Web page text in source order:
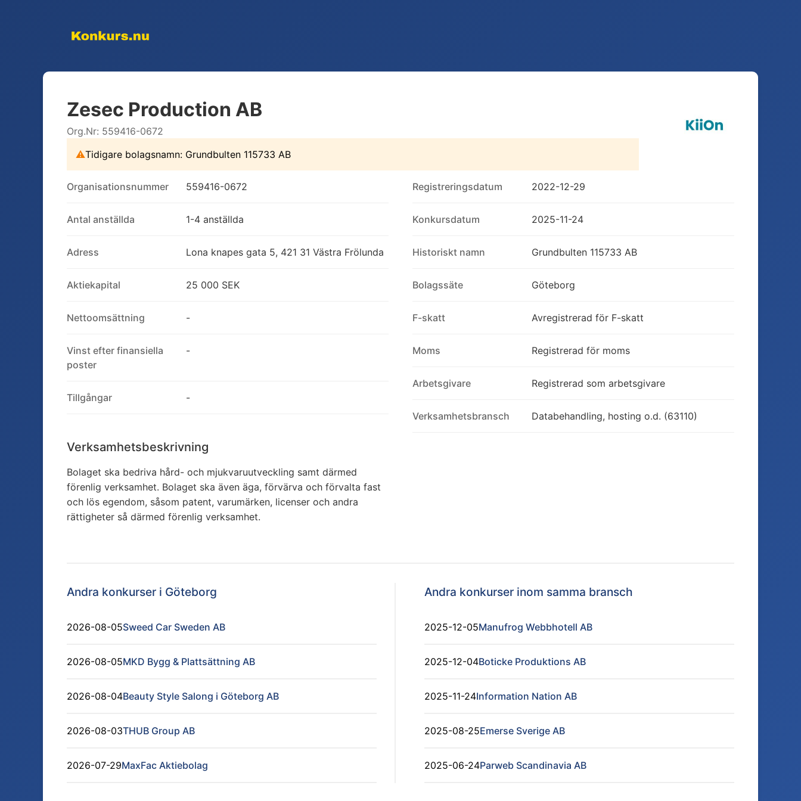
Zesec Production AB
Org.Nr: 559416-0672
⚠Tidigare bolagsnamn: Grundbulten 115733 AB
Organisationsnummer 559416-0672
Antal anställda 1-4 anställda
Adress Lona knapes gata 5, 421 31 Västra Frölunda
Aktiekapital 25 000 SEK
Nettoomsättning -
Vinst efter finansiella
poster
-
Tillgångar -
Verksamhetsbeskrivning
Bolaget ska bedriva hård- och mjukvaruutveckling samt därmed
förenlig verksamhet. Bolaget ska även äga, förvärva och förvalta fast
och lös egendom, såsom patent, varumärken, licenser och andra
rättigheter så därmed förenlig verksamhet.
Registreringsdatum 2022-12-29
Konkursdatum 2025-11-24
Historiskt namn Grundbulten 115733 AB
Bolagssäte Göteborg
F-skatt Avregistrerad för F-skatt
Moms Registrerad för moms
Arbetsgivare Registrerad som arbetsgivare
Verksamhetsbransch Databehandling, hosting o.d. (63110)
Andra konkurser i Göteborg
2026-08-05Sweed Car Sweden AB
2026-08-05MKD Bygg & Plattsättning AB
2026-08-04Beauty Style Salong i Göteborg AB
2026-08-03THUB Group AB
2026-07-29MaxFac Aktiebolag
Andra konkurser inom samma bransch
2025-12-05Manufrog Webbhotell AB
2025-12-04Boticke Produktions AB
2025-11-24Information Nation AB
2025-08-25Emerse Sverige AB
2025-06-24Parweb Scandinavia AB